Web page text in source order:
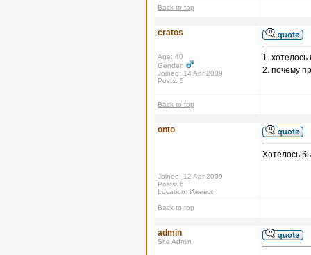
Back to top
cratos
Age: 40
Gender:
Joined: 14 Apr 2009
Posts: 5
1.
2. почему
Back to top
onto
Joined: 12 Apr 2009
Posts: 6
Location: Ижевск
Хотелось
Back to top
admin
Site Admin